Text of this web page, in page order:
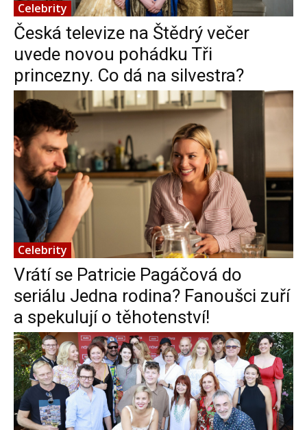
Celebrity
Česká televize na Štědrý večer
uvede novou pohádku Tři
princezny. Co dá na silvestra?
Celebrity
Vrátí se Patricie Pagáčová do
seriálu Jedna rodina? Fanoušci zuří
a spekulují o těhotenství!